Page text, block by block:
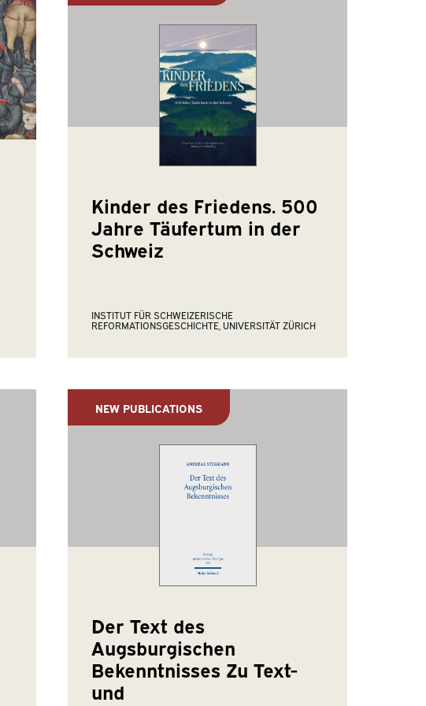
Kinder des Friedens. 500
Jahre Täufertum in der
Schweiz
INSTITUT FÜR SCHWEIZERISCHE
REFORMATIONSGESCHICHTE, UNIVERSITÄT ZÜRICH
NEW PUBLICATIONS
Der Text des
Augsburgischen
Bekenntnisses Zu Text-
und